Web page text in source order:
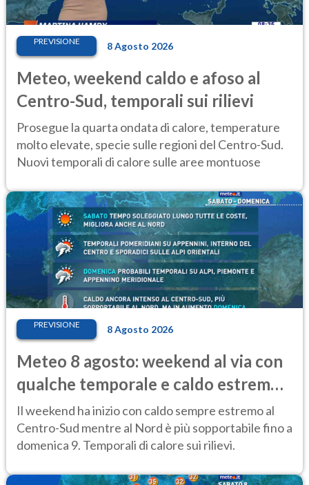
PREVISIONE 8 Agosto 2026
Meteo, weekend caldo e afoso al
Centro-Sud, temporali sui rilievi
Prosegue la quarta ondata di calore, temperature
molto elevate, specie sulle regioni del Centro-Sud.
Nuovi temporali di calore sulle aree montuose
PREVISIONE 8 Agosto 2026
Meteo 8 agosto: weekend al via con
qualche temporale e caldo estremo
al Centro-Sud
Il weekend ha inizio con caldo sempre estremo al
Centro-Sud mentre al Nord è più sopportabile fino a
domenica 9. Temporali di calore sui rilievi.